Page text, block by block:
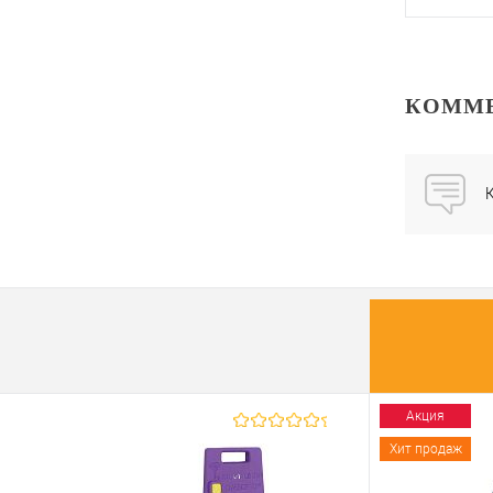
В
сейфа:
сейфа:
Тип замка
Акция
Хит продаж